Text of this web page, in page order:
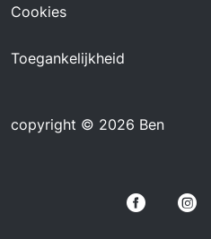
Cookies
Toegankelijkheid
copyright © 2026 Ben